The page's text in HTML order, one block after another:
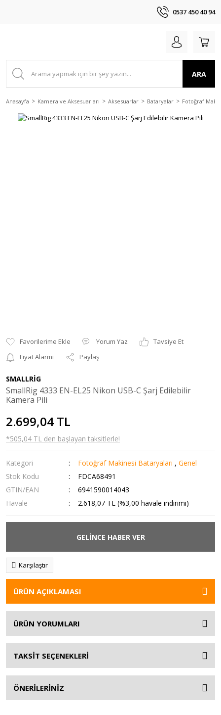
0537 450 40 94
ARA
Anasayfa Kamera ve Aksesuarları Aksesuarlar Bataryalar Fotoğraf
Yorum Yaz
Tavsiye Et
Fiyat Alarmı
Paylaş
SMALLRİG
SmallRig 4333 EN-EL25 Nikon USB-C Şarj Edilebilir
Kamera Pili
2.699,04 TL
*505,04 TL den başlayan taksitlerle!
Kategori Fotoğraf Makinesi Bataryaları ,Genel
Stok Kodu
FDCA68491
GTIN/EAN
6941590014043
Havale
2.618,07 TL (%3,00 havale indirimi)
GELİNCE HABER VER
Karşılaştır
ÜRÜN AÇIKLAMASI
ÜRÜN YORUMLARI
TAKSİT SEÇENEKLERİ
ÖNERİLERİNİZ